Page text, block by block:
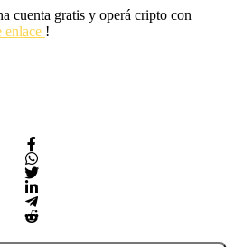
cuenta gratis y operá cripto con
enlace !